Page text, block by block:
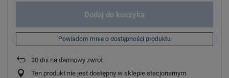
Dodaj do koszyka
Powiadom mnie o dostępności produktu
30 dni na darmowy zwrot
Ten produkt nie jest dostępny w sklepie stacjonarnym